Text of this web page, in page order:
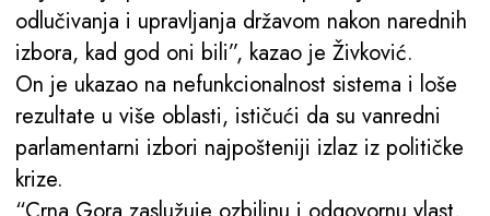
odlučivanja i upravljanja državom nakon narednih
izbora, kad god oni bili”, kazao je Živković.
On je ukazao na nefunkcionalnost sistema i loše
rezultate u više oblasti, ističući da su vanredni
parlamentarni izbori najpošteniji izlaz iz političke
krize.